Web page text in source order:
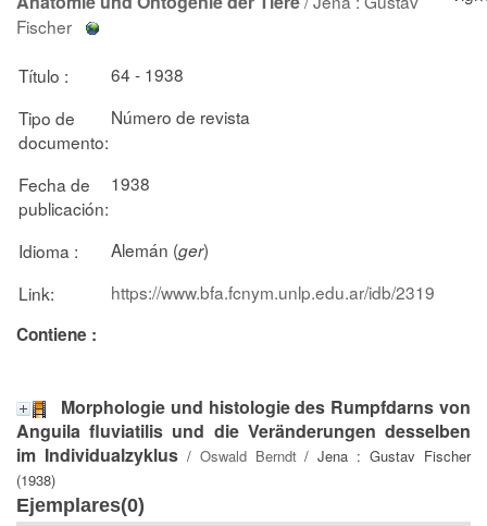
Fischer
Título :
64 - 1938
Tipo de
documento:
Número de revista
Fecha de
publicación:
1938
Idioma : Alemán (ger)
Link:
https://www.bfa.fcnym.unlp.edu.ar/idb/2319
Contiene :
Morphologie und histologie des Rumpfdarns von
Anguila fluviatilis und die Veränderungen desselben
im Individualzyklus/ Oswald Berndt/ Jena : Gustav Fischer
(1938)
Ejemplares(0)